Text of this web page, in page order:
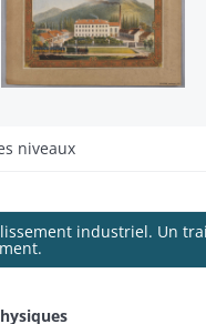
niveaux
industriel. Un